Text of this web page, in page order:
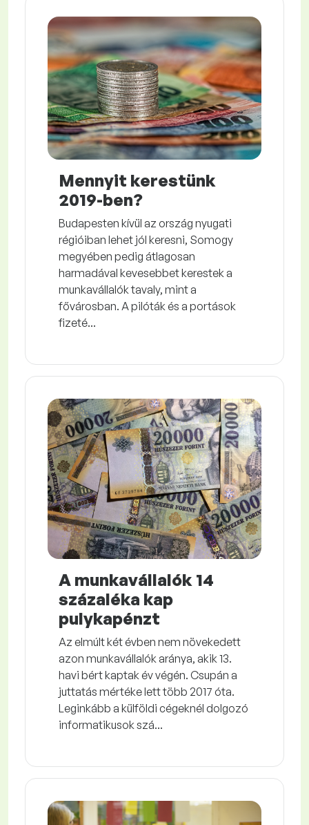
Mennyit kerestünk
2019-ben?
Budapesten kívül az ország nyugati
régióiban lehet jól keresni, Somogy
megyében pedig átlagosan
harmadával kevesebbet kerestek a
munkavállalók tavaly, mint a
fővárosban. A pilóták és a portások
fizeté...
A munkavállalók 14
százaléka kap
pulykapénzt
Az elmúlt két évben nem növekedett
azon munkavállalók aránya, akik 13.
havi bért kaptak év végén. Csupán a
juttatás mértéke lett több 2017 óta.
Leginkább a külföldi cégeknél dolgozó
informatikusok szá...